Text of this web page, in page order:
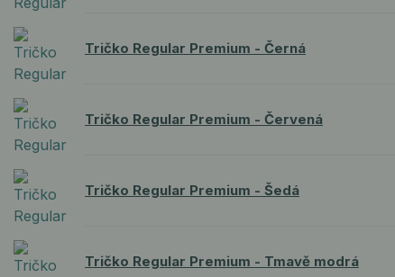
Tričko Regular Premium - Černá
Tričko Regular Premium - Červená
Tričko Regular Premium - Šedá
Tričko Regular Premium - Tmavě modrá